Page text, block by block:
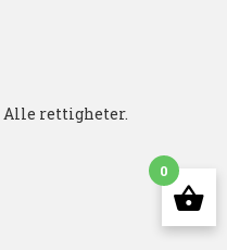
Alle rettigheter.
0